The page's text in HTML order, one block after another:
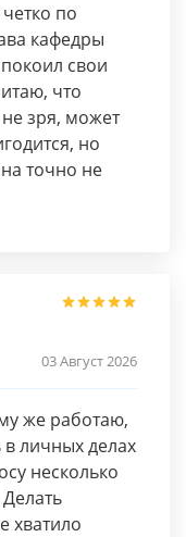
по
кафедры
свои
что
зря, может
но
точно не
03 Август 2026
же работаю,
личных делах
несколько
хватило